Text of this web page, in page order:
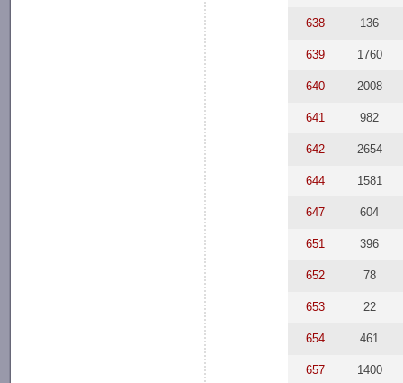
638 136
639 1760
640 2008
641 982
642 2654
644 1581
647 604
651 396
652 78
653 22
654 461
657 1400